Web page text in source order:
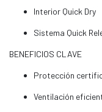
Interior Quick Dry
Sistema Quick
BENEFICIOS CLAVE
Protección
Ventilación